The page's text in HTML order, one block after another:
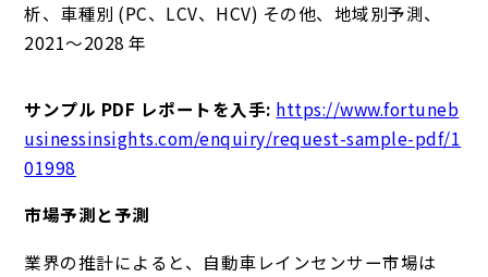
析、車種別 (PC、LCV、HCV) その他、地域別予測、
2021～2028 年
サンプル PDF レポートを入手: https://www.fortuneb
usinessinsights.com/enquiry/request-sample-pdf/1
01998
市場予測と予測
業界の推計によると、自動車レインセンサー市場は